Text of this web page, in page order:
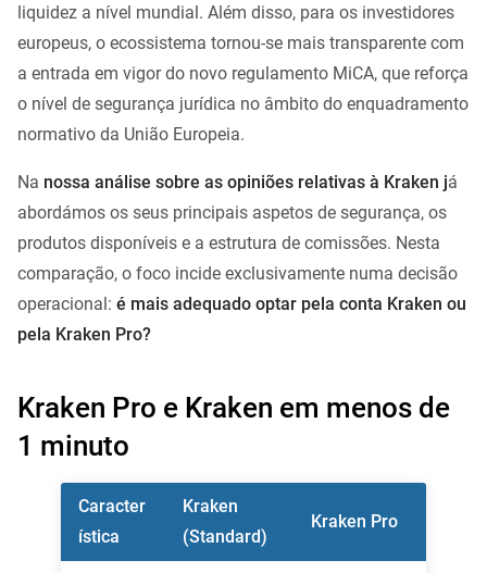
liquidez a nível mundial. Além disso, para os investidores
europeus, o ecossistema tornou-se mais transparente com
a entrada em vigor do novo regulamento MiCA, que reforça
o nível de segurança jurídica no âmbito do enquadramento
normativo da União Europeia.
Na nossa análise sobre as opiniões relativas à Kraken já
abordámos os seus principais aspetos de segurança, os
produtos disponíveis e a estrutura de comissões. Nesta
comparação, o foco incide exclusivamente numa decisão
operacional: é mais adequado optar pela conta Kraken ou
pela Kraken Pro?
Kraken Pro e Kraken em menos de
1 minuto
Caracter
ística
Kraken
(Standard)
Kraken Pro